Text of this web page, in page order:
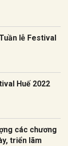
lễ Festival
Huế 2022
các chương
triển lãm